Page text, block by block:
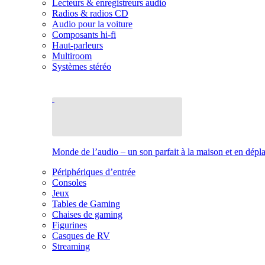
Lecteurs & enregistreurs audio
Radios & radios CD
Audio pour la voiture
Composants hi-fi
Haut-parleurs
Multiroom
Systèmes stéréo
Monde de l’audio – un son parfait à la maison et en
Périphériques d’entrée
Consoles
Jeux
Tables de Gaming
Chaises de gaming
Figurines
Casques de RV
Streaming